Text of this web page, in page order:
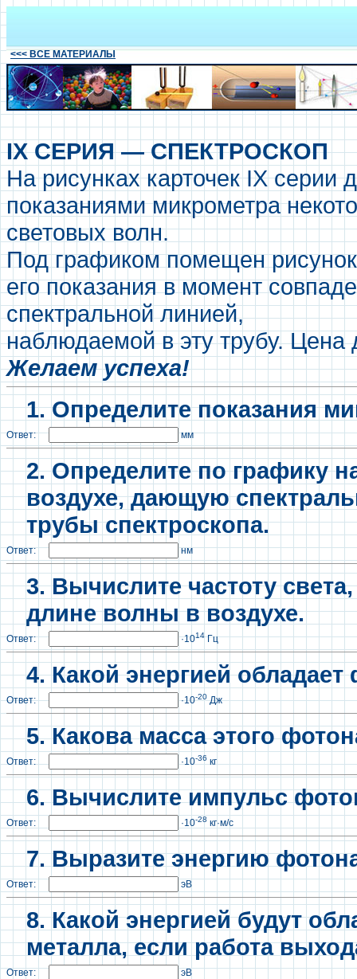
<<< ВСЕ МАТЕРИАЛЫ
IX СЕРИЯ — СПЕКТРОСКОП
На рисунках карточек IX
показаниями микрометра
световых волн.
Под графиком помещен
его показания в момент
спектральной линией,
наблюдаемой в эту трубу.
Желаем успеха!
1. Определите показания
Ответ: мм
2. Определите по графику
воздухе, дающую
трубы спектроскопа.
Ответ: нм
3. Вычислите частоту
длине волны в воздухе.
Ответ: ·1014Гц
4. Какой энергией
Ответ: ·10-20Дж
5. Какова масса этого
Ответ: ·10-36кг
6. Вычислите импульс
Ответ: ·10-28 кг·м/с
7. Выразите энергию
Ответ: эВ
8. Какой энергией будут
металла, если работа
Ответ: эВ